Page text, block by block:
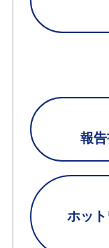
報
ホッ